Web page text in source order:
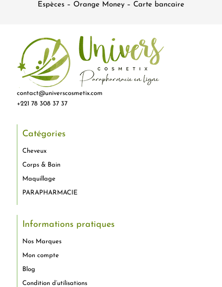
Espèces – Orange Money – Carte bancaire
contact@universcosmetix.com
+221 78 308 37 37
Catégories
Cheveux
Corps & Bain
Maquillage
PARAPHARMACIE
Informations pratiques
Nos Marques
Mon compte
Blog
Condition d’utilisations